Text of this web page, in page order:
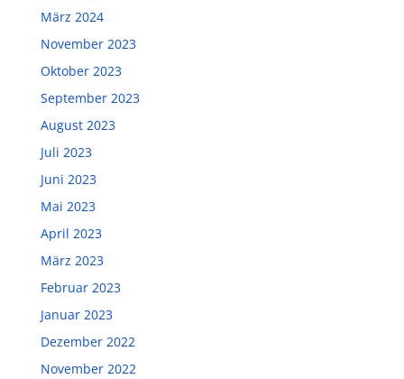
März 2024
November 2023
Oktober 2023
September 2023
August 2023
Juli 2023
Juni 2023
Mai 2023
April 2023
März 2023
Februar 2023
Januar 2023
Dezember 2022
November 2022